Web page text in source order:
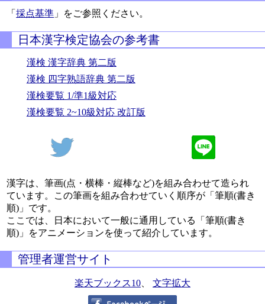
「採点基準 」をご参照ください。
日本漢字検定協会の参考書
漢検 漢字辞典 第二版
漢検 四字熟語辞典 第二版
漢検要覧 1/準1級対応
漢検要覧 2~10級対応 改訂版
漢字は、筆画(点・横棒・縦棒など)を組み合わせて造られ
ています。この筆画を組み合わせていく順序が「筆順(書き
順)」です。
ここでは、日本において一般に通用している「筆順(書き
順)」をアニメーションを使って紹介しています。
管理者運営サイト
楽天ブックス10 文字拡大